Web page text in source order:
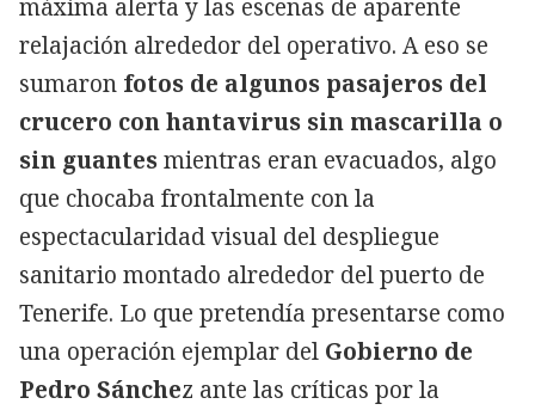
máxima alerta y las escenas de aparente
relajación alrededor del operativo. A eso se
sumaron fotos de algunos pasajeros del
crucero con hantavirus sin mascarilla o
sin guantesmientras eran evacuados, algo
que chocaba frontalmente con la
espectacularidad visual del despliegue
sanitario montado alrededor del puerto de
Tenerife. Lo que pretendía presentarse como
una operación ejemplar del Gobierno de
Pedro Sánchez ante las críticas por la